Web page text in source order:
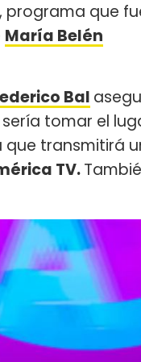
, programa que
María Belén
Bal
tomar el
que transmitirá
TV.